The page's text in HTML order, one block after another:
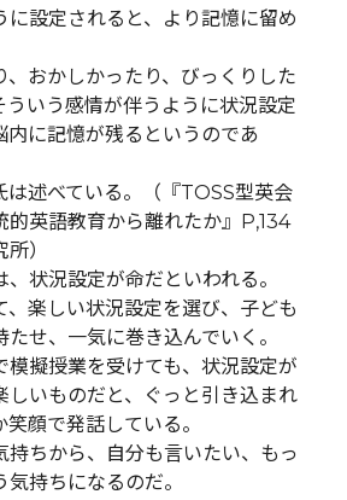
に設定されると、より記憶に留め
おかしかったり、びっくりした
ういう感情が伴うように状況設定
内に記憶が残るというのであ
述べている。（『TOSS型英会
的英語教育から離れたか』P,134
）
状況設定が命だといわれる。
楽しい状況設定を選び、子ども
せ、一気に巻き込んでいく。
擬授業を受けても、状況設定が
しいものだと、ぐっと引き込まれ
顔で発話している。
ちから、自分も言いたい、もっ
持ちになるのだ。